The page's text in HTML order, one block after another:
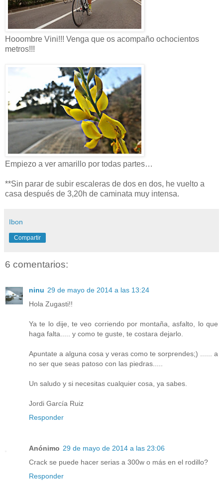
Hooombre Vini!!! Venga que os acompaño ochocientos
metros!!!
Empiezo a ver amarillo por todas partes…
**Sin parar de subir escaleras de dos en dos, he vuelto a
casa después de 3,20h de caminata muy intensa.
Ibon
Compartir
6 comentarios:
ninu 29 de mayo de 2014 a las 13:24
Hola Zugasti!!
Ya te lo dije, te veo corriendo por montaña, asfalto, lo que
haga falta..... y como te guste, te costara dejarlo.
Apuntate a alguna cosa y veras como te sorprendes;) ...... a
no ser que seas patoso con las piedras.....
Un saludo y si necesitas cualquier cosa, ya sabes.
Jordi García Ruiz
Responder
Anónimo 29 de mayo de 2014 a las 23:06
Crack se puede hacer serias a 300w o más en el rodillo?
Responder